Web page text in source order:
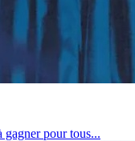
gagner pour tous...